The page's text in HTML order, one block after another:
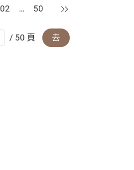
02 … 50 下一頁
/ 50 頁 去